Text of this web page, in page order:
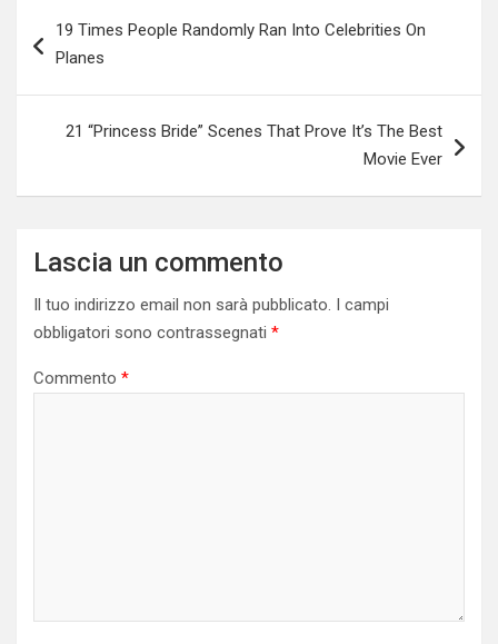
articoli
19 Times People Randomly Ran Into Celebrities On
Planes
21 “Princess Bride” Scenes That Prove It’s The Best
Movie Ever
Lascia un commento
Il tuo indirizzo email non sarà pubblicato. I campi
obbligatori sono contrassegnati *
Commento *